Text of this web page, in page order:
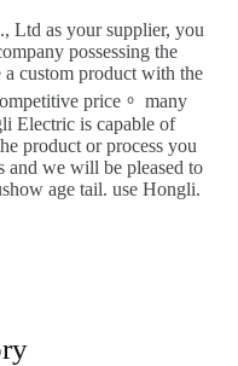
Ltd as your supplier, you
possessing the
a custom product with the
price。 many
Electric is capable of
product or process you
and we will be pleased to
age tail. use Hongli.